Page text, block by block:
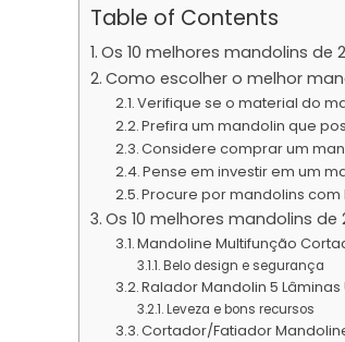
Table of Contents
Os 10 melhores mandolins de
Como escolher o melhor
Verifique se o material do
Prefira um mandolin que
Considere comprar um
Pense em investir em um
Procure por mandolins
Os 10 melhores mandolins de
Mandoline Multifunção
Belo design e segurança
Ralador Mandolin 5 Lâminas
Leveza e bons recursos
Cortador/Fatiador